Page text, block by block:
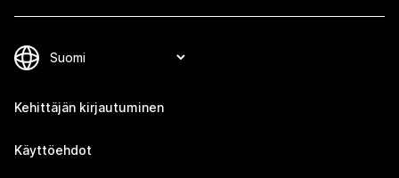
Kehittäjän kirjautuminen
Käyttöehdot